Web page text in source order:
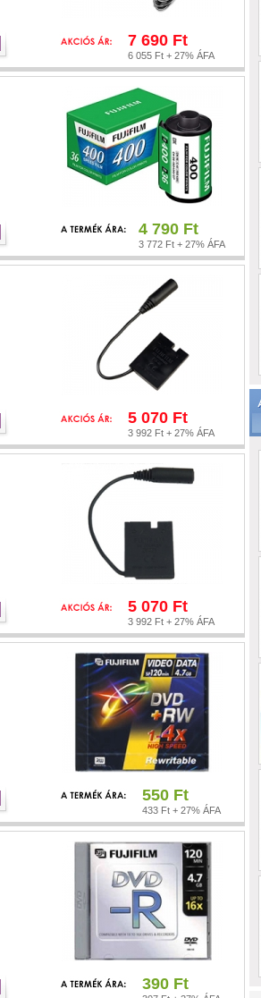
7 690 Ft
6 055 Ft + 27% ÁFA
4 790 Ft
3 772 Ft + 27% ÁFA
5 070 Ft
3 992 Ft + 27% ÁFA
5 070 Ft
3 992 Ft + 27% ÁFA
550 Ft
433 Ft + 27% ÁFA
390 Ft